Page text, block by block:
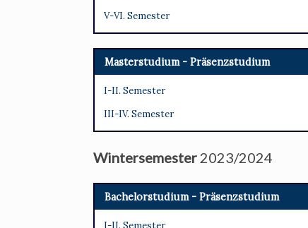
V-VI. Semester
Masterstudium - Präsenzstudium
I-II. Semester
III-IV. Semester
Wintersemester 2023/2024
Bachelorstudium - Präsenzstudium